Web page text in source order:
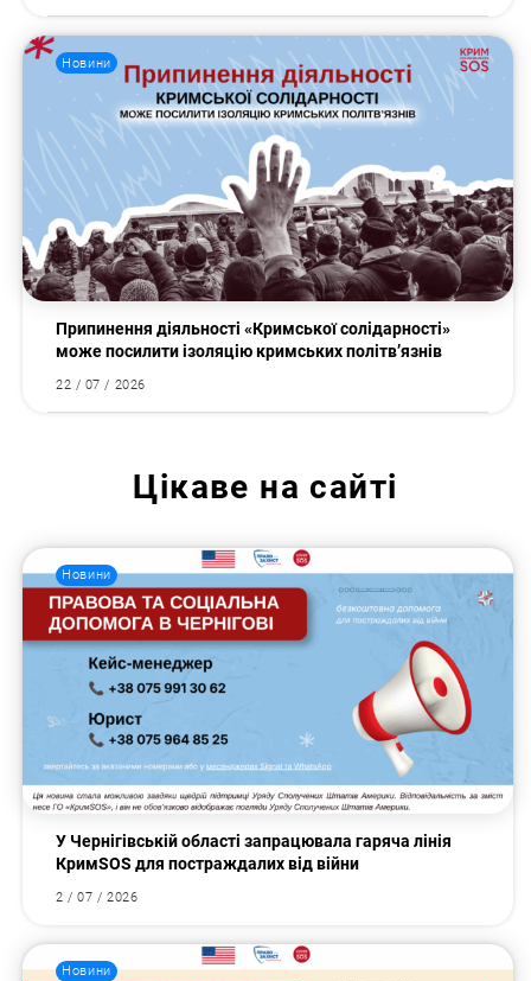
Новини
Припинення діяльності «Кримської солідарності»
може посилити ізоляцію кримських політв’язнів
22 / 07 / 2026
Цікаве на сайті
Новини
У Чернігівській області запрацювала гаряча лінія
КримSOS для постраждалих від війни
2 / 07 / 2026
Новини